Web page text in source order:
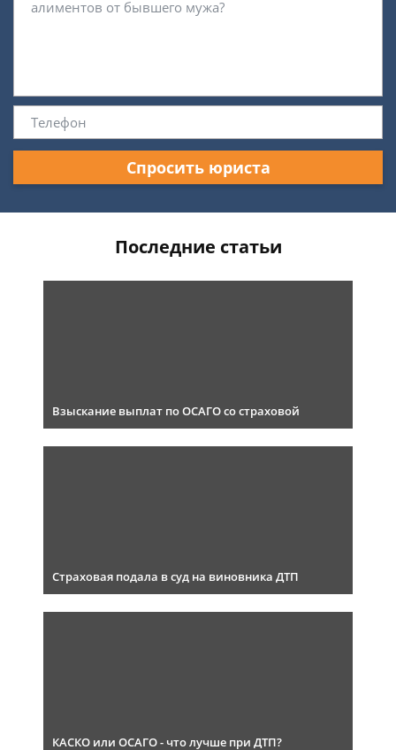
Спросить юриста
Последние статьи
Взыскание выплат по ОСАГО со страховой
Страховая подала в суд на виновника ДТП
КАСКО или ОСАГО - что лучше при ДТП?